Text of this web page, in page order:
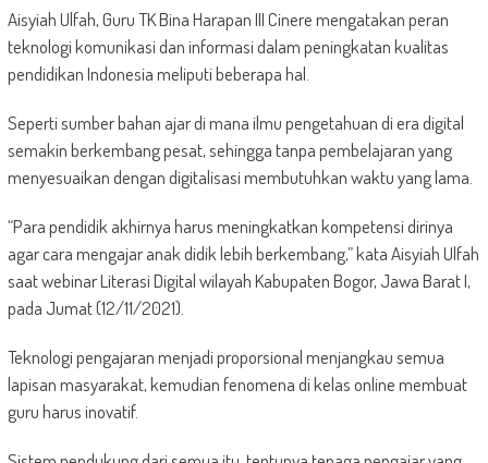
Aisyiah Ulfah, Guru TK Bina Harapan III Cinere mengatakan peran
teknologi komunikasi dan informasi dalam peningkatan kualitas
pendidikan Indonesia meliputi beberapa hal.
Seperti sumber bahan ajar di mana ilmu pengetahuan di era digital
semakin berkembang pesat, sehingga tanpa pembelajaran yang
menyesuaikan dengan digitalisasi membutuhkan waktu yang lama.
“Para pendidik akhirnya harus meningkatkan kompetensi dirinya
agar cara mengajar anak didik lebih berkembang,” kata Aisyiah Ulfah
saat webinar Literasi Digital wilayah Kabupaten Bogor, Jawa Barat I,
pada Jumat (12/11/2021).
Teknologi pengajaran menjadi proporsional menjangkau semua
lapisan masyarakat, kemudian fenomena di kelas online membuat
guru harus inovatif.